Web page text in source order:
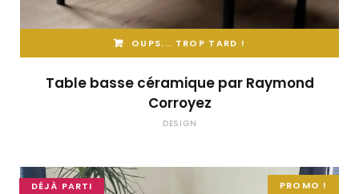
OUPS... TROP TARD !
Table basse céramique par Raymond
Corroyez
DESIGN
PROMO !
DÉJÀ PARTI